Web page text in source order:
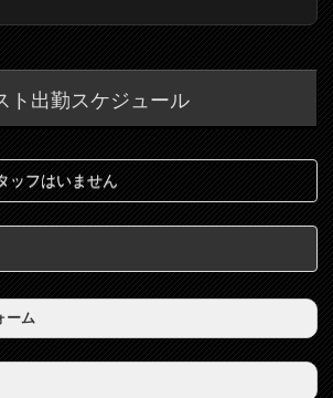
ト出勤スケジュール
ッフはいません
ーム